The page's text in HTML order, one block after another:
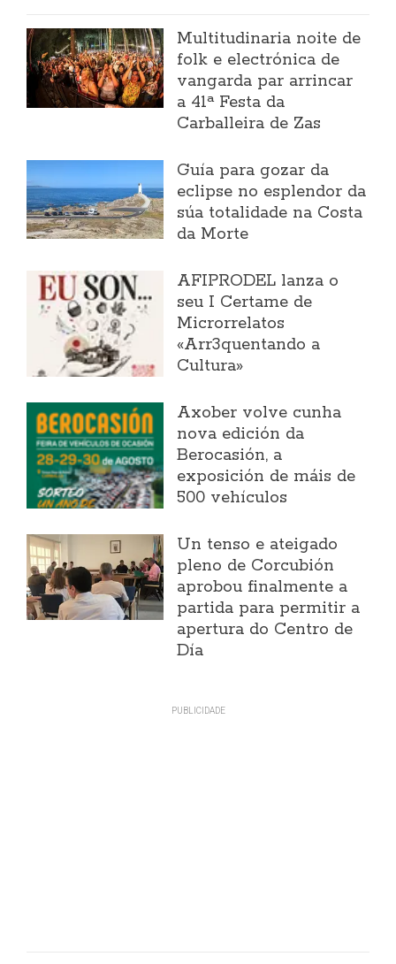
Multitudinaria noite de
folk e electrónica de
vangarda par arrincar
a 41ª Festa da
Carballeira de Zas
Guía para gozar da
eclipse no esplendor da
súa totalidade na Costa
da Morte
AFIPRODEL lanza o
seu I Certame de
Microrrelatos
«Arr3quentando a
Cultura»
Axober volve cunha
nova edición da
Berocasión, a
exposición de máis de
500 vehículos
Un tenso e ateigado
pleno de Corcubión
aprobou finalmente a
partida para permitir a
apertura do Centro de
Día